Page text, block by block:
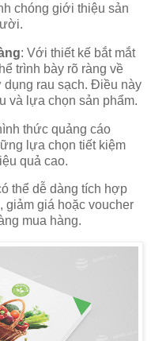
chóng giới thiệu sản
: Với thiết kế bắt mắt
trình bày rõ ràng về
rau sạch. Điều này
và lựa chọn sản phẩm.
thức quảng cáo
lựa chọn tiết kiệm
quả cao.
thể dễ dàng tích hợp
giảm giá hoặc voucher
mua hàng.